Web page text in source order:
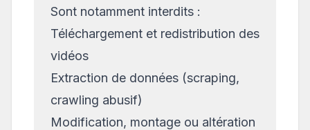
Sont notamment interdits :
Téléchargement et redistribution des
vidéos
Extraction de données (scraping,
crawling abusif)
Modification, montage ou altération